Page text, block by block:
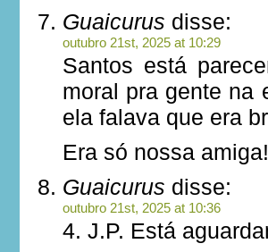
Guaicurus disse:
outubro 21st, 2025 at 10:29
Santos está
moral pra gente na
ela falava que era
Era só nossa
Guaicurus disse:
outubro 21st, 2025 at 10:36
4. J.P. Está